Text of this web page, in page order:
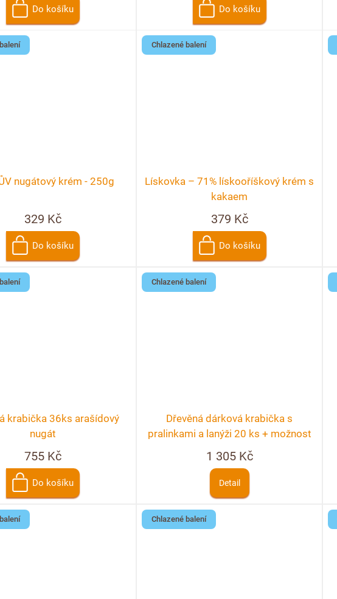
Do košíku Do košíku
nugátový krém - 250g
329 Kč
Do košíku
Chlazené balení
Lískovka – 71% lískooříškový krém s
kakaem
379 Kč
Do košíku
krabička 36ks arašídový
nugát
755 Kč
Do košíku
Chlazené balení
Dřevěná dárková krabička s
pralinkami a lanýži 20 ks + možnost
personalizace
1 305 Kč
Detail
Chlazené balení